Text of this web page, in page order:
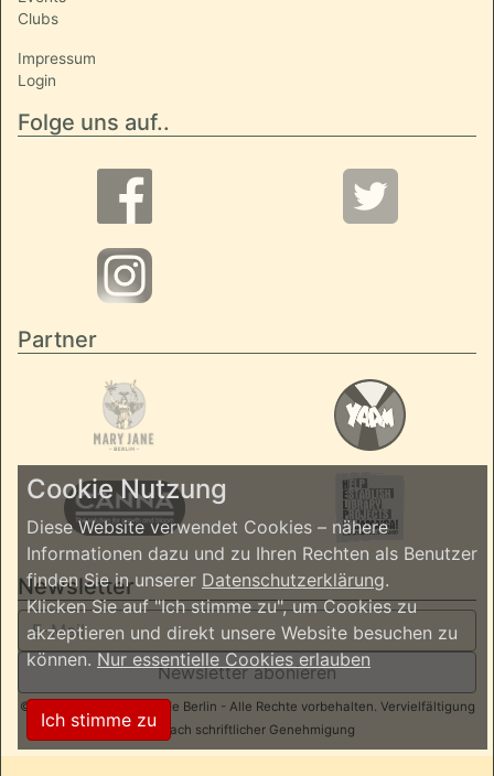
Clubs
Impressum
Login
Folge uns auf..
Partner
Newsletter
Newsletter abonieren
© 2026 ReggaeInBerlin.de Berlin - Alle Rechte vorbehalten. Vervielfältigung
nur nach schriftlicher Genehmigung
Cookie Nutzung
Diese Website verwendet Cookies – nähere
Informationen dazu und zu Ihren Rechten als Benutzer
finden Sie in unserer Datenschutzerklärung.
Klicken Sie auf "Ich stimme zu", um Cookies zu
akzeptieren und direkt unsere Website besuchen zu
können.Nur essentielle Cookies erlauben
Ich stimme zu